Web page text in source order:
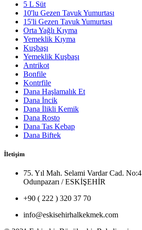
5 L Süt
10'lu Gezen Tavuk Yumurtası
15'li Gezen Tavuk Yumurtası
Orta Yağlı Kıyma
Yemeklik Kıyma
Kuşbaşı
Yemeklik Kuşbaşı
Antrikot
Bonfile
Kontrfile
Dana Haşlamalık Et
Dana İncik
Dana İlikli Kemik
Dana Rosto
Dana Tas Kebap
Dana Biftek
İletişim
75. Yıl Mah. Selami Vardar Cad. No:4
Odunpazarı / ESKİŞEHİR
+90 ( 222 ) 320 37 70
info@eskisehirhalkekmek.com